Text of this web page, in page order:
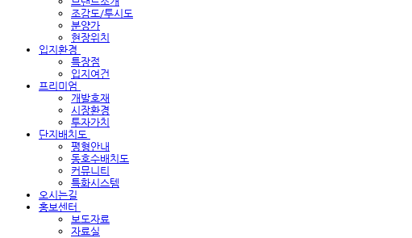
조감도/투시도
분양가
현장위치
입지환경
특장점
입지여건
프리미엄
개발호재
시장환경
투자가치
단지배치도
평형안내
동호수배치도
커뮤니티
특화시스템
오시는길
홍보센터
보도자료
자료실